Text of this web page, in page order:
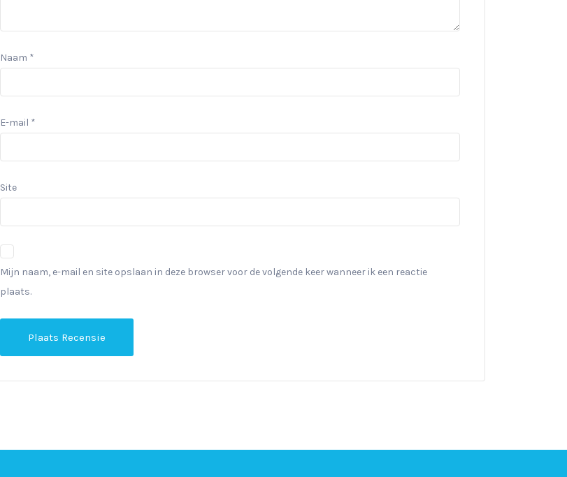
Naam *
E-mail *
Site
Mijn naam, e-mail en site opslaan in deze browser voor de volgende keer wanneer ik een reactie
plaats.